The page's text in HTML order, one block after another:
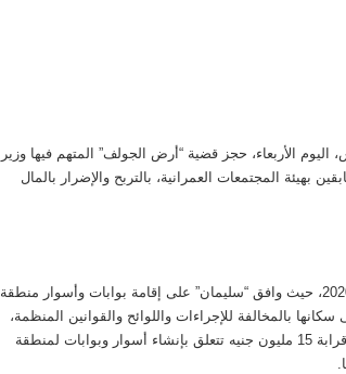
الأربعاء، حجز قضية “أرض الجولف” المتهم فيها وزير
إبراهيم سليمان، و4 مسئولين سابقين بهيئة المجتمعات العمرانية، بالتربح والإضرار بالمال
تعود وقائع القضية إلى عام 2003، واستمرت حتى عام 2020، حيث وافق “سليمان” على إقامة بوابات وأسوار منطقة
بالمخالفة للإجراءات واللوائح والقوانين المنظمة،
وبلغت قيمة المبالغ التى أسفرت عنها تحقيقات القضية قرابة 15 مليون جنيه تتعلق بإنشاء أسوار وبوابات لمنطقة